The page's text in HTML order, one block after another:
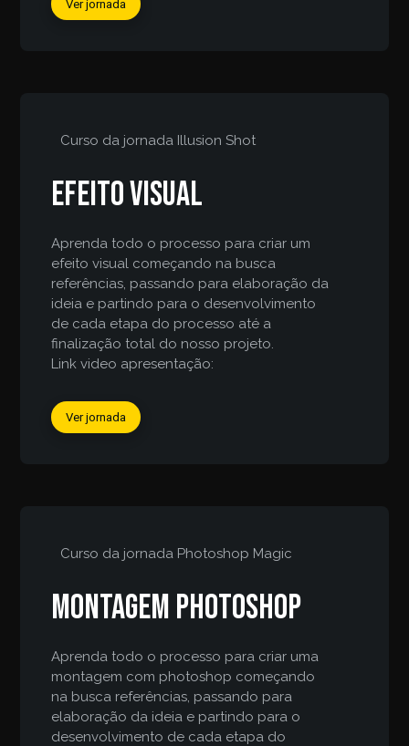
Ver jornada
Curso da jornada Illusion Shot
Efeito Visual
Aprenda todo o processo para criar um
efeito visual começando na busca
referências, passando para elaboração da
ideia e partindo para o desenvolvimento
de cada etapa do processo até a
finalização total do nosso projeto.
Link video apresentação:
Ver jornada
Curso da jornada Photoshop Magic
Montagem Photoshop
Aprenda todo o processo para criar uma
montagem com photoshop começando
na busca referências, passando para
elaboração da ideia e partindo para o
desenvolvimento de cada etapa do